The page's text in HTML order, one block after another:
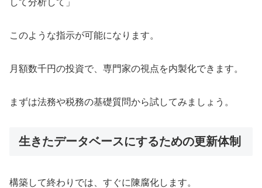
して分析して」
このような指示が可能になります。
月額数千円の投資で、専門家の視点を内製化できます。
まずは法務や税務の基礎質問から試してみましょう。
生きたデータベースにするための更新体制
構築して終わりでは、すぐに陳腐化します。